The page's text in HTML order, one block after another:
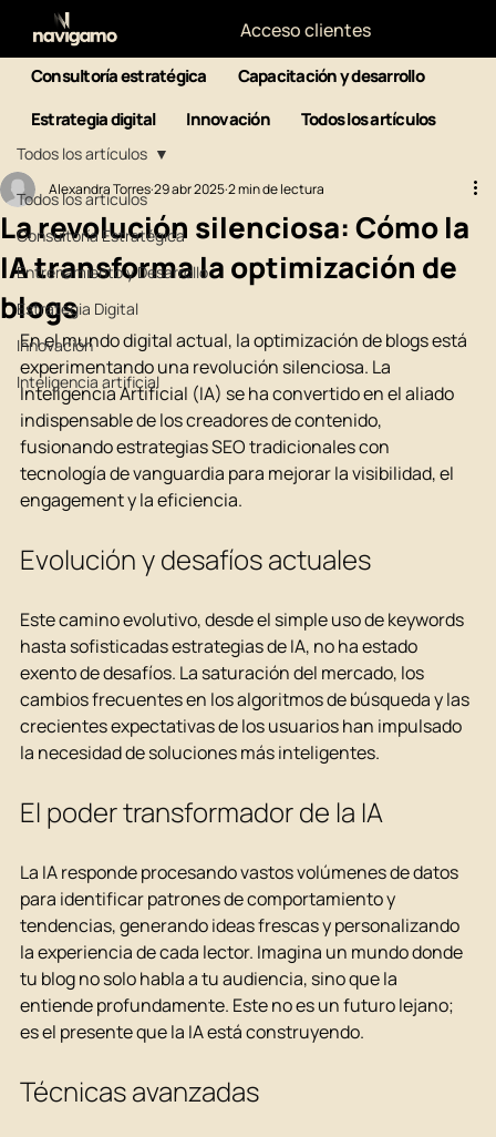
Acceso clientes
Consultoría estratégica
Capacitación y desarrollo
Estrategia digital
Innovación Todos los artículos
Todos los artículos
Consultoría Estratégica
Entrenamiento y Desarrollo
Estrategia Digital
Innovación
Inteligencia artificial
Todos los artículos
La revolución silenciosa: Cómo la
IA transforma la optimización de
blogs
Alexandra Torres29 abr 20252 min de lectura
En el mundo digital actual, la optimización de blogs está
experimentando una revolución silenciosa. La
Inteligencia Artificial (IA) se ha convertido en el aliado
indispensable de los creadores de contenido,
fusionando estrategias SEO tradicionales con
tecnología de vanguardia para mejorar la visibilidad, el
engagement y la eficiencia.
Evolución y desafíos actuales
Este camino evolutivo, desde el simple uso de keywords
hasta sofisticadas estrategias de IA, no ha estado
exento de desafíos. La saturación del mercado, los
cambios frecuentes en los algoritmos de búsqueda y las
crecientes expectativas de los usuarios han impulsado
la necesidad de soluciones más inteligentes.
El poder transformador de la IA
La IA responde procesando vastos volúmenes de datos
para identificar patrones de comportamiento y
tendencias, generando ideas frescas y personalizando
la experiencia de cada lector. Imagina un mundo donde
tu blog no solo habla a tu audiencia, sino que la
entiende profundamente. Este no es un futuro lejano;
es el presente que la IA está construyendo.
Técnicas avanzadas